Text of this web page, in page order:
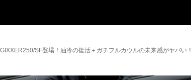
SF登場！油冷の復活＋ガチフルカウルの未来感がヤバい！